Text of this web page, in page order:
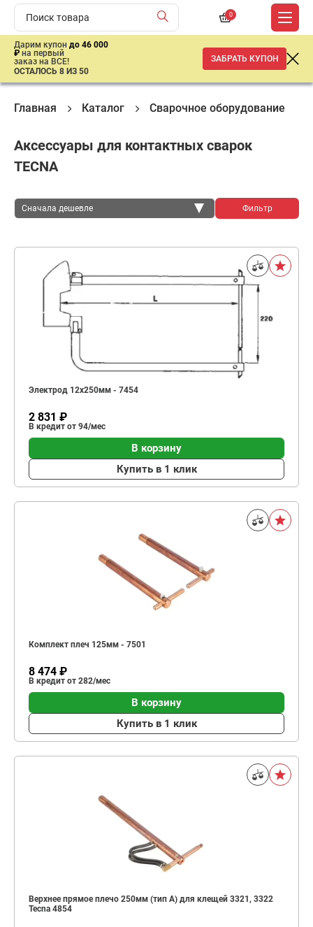
0
Дарим купон до 46 000
₽ на первый
заказ на ВСЕ!
ОСТАЛОСЬ 8 ИЗ 50
ЗАБРАТЬ КУПОН
Главная Каталог Сварочное оборудование
Аксессуары для контактных сварок
TECNA
Сначала дешевле
Сначала дороже
Фильтр
Электрод 12х250мм - 7454
2 831 ₽
В кредит от 94/мес
В корзину
Купить в 1 клик
Комплект плеч 125мм - 7501
8 474 ₽
В кредит от 282/мес
В корзину
Купить в 1 клик
Верхнее прямое плечо 250мм (тип A) для клещей 3321, 3322
Tecna 4854